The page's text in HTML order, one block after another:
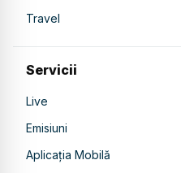
Travel
Servicii
Live
Emisiuni
Aplicația Mobilă